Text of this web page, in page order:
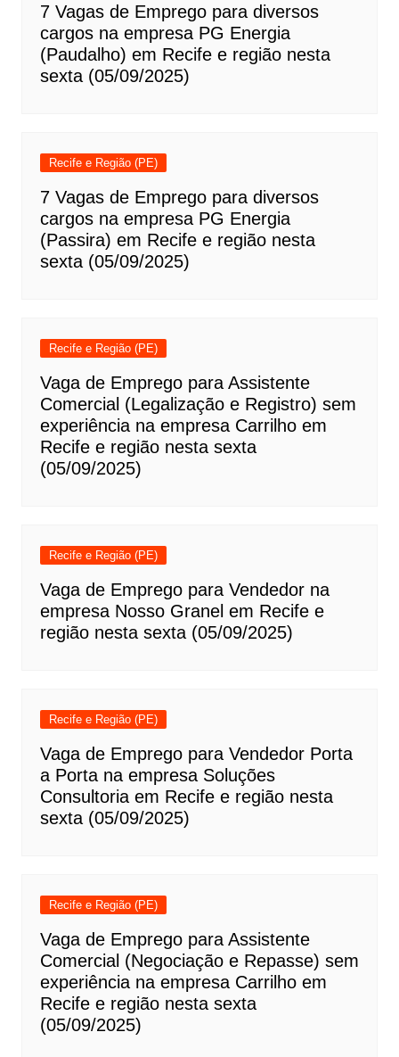
7 Vagas de Emprego para diversos
cargos na empresa PG Energia
(Paudalho) em Recife e região nesta
sexta (05/09/2025)
Recife e Região (PE)
7 Vagas de Emprego para diversos
cargos na empresa PG Energia
(Passira) em Recife e região nesta
sexta (05/09/2025)
Recife e Região (PE)
Vaga de Emprego para Assistente
Comercial (Legalização e Registro) sem
experiência na empresa Carrilho em
Recife e região nesta sexta
(05/09/2025)
Recife e Região (PE)
Vaga de Emprego para Vendedor na
empresa Nosso Granel em Recife e
região nesta sexta (05/09/2025)
Recife e Região (PE)
Vaga de Emprego para Vendedor Porta
a Porta na empresa Soluções
Consultoria em Recife e região nesta
sexta (05/09/2025)
Recife e Região (PE)
Vaga de Emprego para Assistente
Comercial (Negociação e Repasse) sem
experiência na empresa Carrilho em
Recife e região nesta sexta
(05/09/2025)